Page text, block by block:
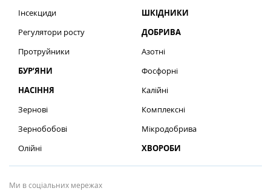
Інсекциди
Регулятори росту
Протруйники
БУР’ЯНИ
НАСІННЯ
Зернові
Зернобобові
Олійні
ШКІДНИКИ
ДОБРИВА
Азотні
Фосфорні
Калійні
Комплексні
Мікродобрива
ХВОРОБИ
Ми в соціальних мережах